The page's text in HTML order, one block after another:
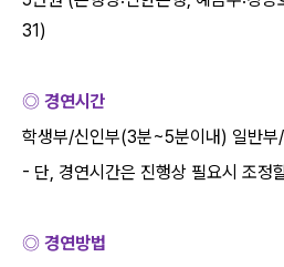
31)
◎ 경연시간
학생부/신인부(3분~5분이내) 일반부/
- 단, 경연시간은 진행상 필요시 조정
◎ 경연방법